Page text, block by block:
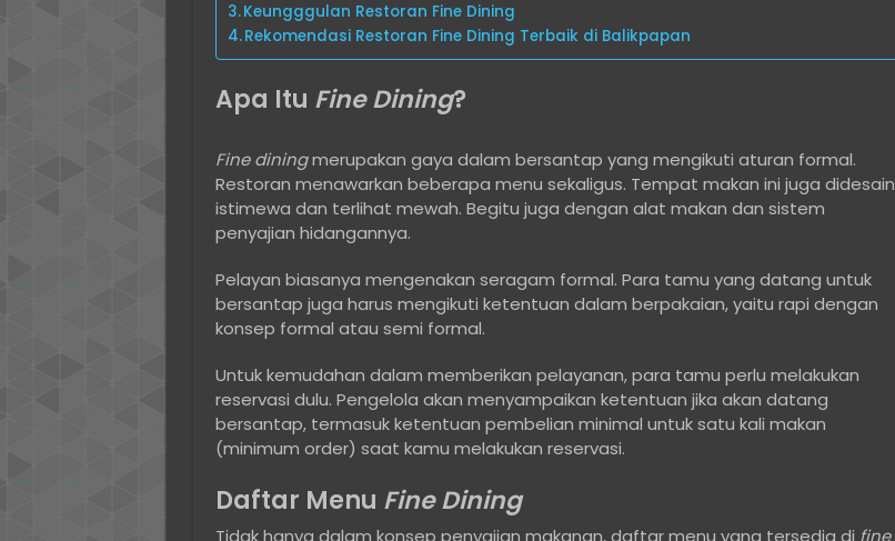
Keungggulan Restoran Fine Dining
Rekomendasi Restoran Fine Dining Terbaik di Balikpapan
Apa Itu Fine Dining?
Fine diningmerupakan gaya dalam bersantap yang mengikuti aturan formal.
Restoran menawarkan beberapa menu sekaligus. Tempat makan ini juga didesain
istimewa dan terlihat mewah. Begitu juga dengan alat makan dan sistem
penyajian hidangannya.
Pelayan biasanya mengenakan seragam formal. Para tamu yang datang untuk
bersantap juga harus mengikuti ketentuan dalam berpakaian, yaitu rapi dengan
konsep formal atau semi formal.
Untuk kemudahan dalam memberikan pelayanan, para tamu perlu melakukan
reservasi dulu. Pengelola akan menyampaikan ketentuan jika akan datang
bersantap, termasuk ketentuan pembelian minimal untuk satu kali makan
(minimum order) saat kamu melakukan reservasi.
Daftar Menu Fine Dining
Tidak hanya dalam konsep penyajian makanan, daftar menu yang tersedia di fine